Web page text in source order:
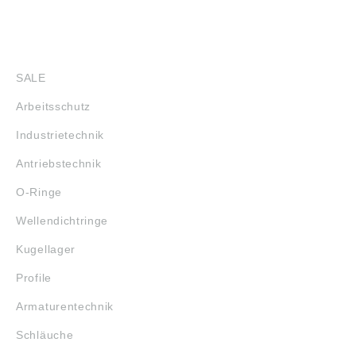
SALE
Arbeitsschutz
Industrietechnik
Antriebstechnik
O-Ringe
Wellendichtringe
Kugellager
Profile
Armaturentechnik
Schläuche